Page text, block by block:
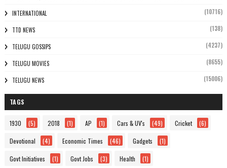
INTERNATIONAL (10716)
TTD NEWS (138)
TELUGU GOSSIPS (4237)
TELUGU MOVIES (8655)
TELUGU NEWS (15006)
TAGS
1930 (5) 2018 (1) AP (1) Cars & UV's (49) Cricket (6)
Devotional (4) Economic Times (46) Gadgets (1)
Govt Initiatives (1) Govt Jobs (3) Health (1)